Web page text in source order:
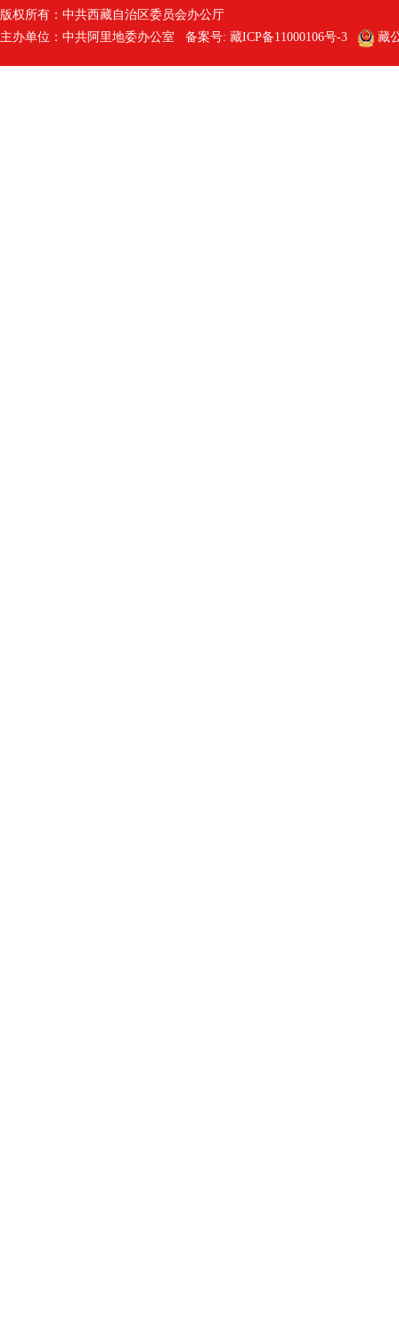
版权所有：中共西藏自治区委员会办公厅
主办单位：中共阿里地委办公室 备案号: 藏ICP备11000106号-3 藏